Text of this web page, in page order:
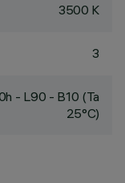
3500 K
3
- L90 - B10 (Ta
25°C)